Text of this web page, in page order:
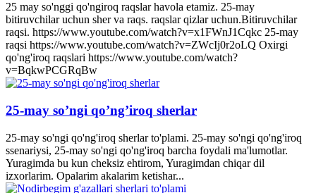
25 may so'nggi qo'ngiroq raqslar havola etamiz. 25-may
bitiruvchilar uchun sher va raqs. raqslar qizlar uchun.Bitiruvchilar
raqsi. https://www.youtube.com/watch?v=x1FWnJ1Cqkc 25-may
raqsi https://www.youtube.com/watch?v=ZWcIj0r2oLQ Oxirgi
qo'ng'iroq raqslari https://www.youtube.com/watch?
v=BqkwPCGRqBw
25-may so’ngi qo’ng’iroq sherlar
25-may so'ngi qo'ng'iroq sherlar to'plami. 25-may so'ngi qo'ng'iroq
ssenariysi, 25-may so'ngi qo'ng'iroq barcha foydali ma'lumotlar.
Yuragimda bu kun cheksiz ehtirom, Yuragimdan chiqar dil
izxorlarim. Opalarim akalarim ketishar...